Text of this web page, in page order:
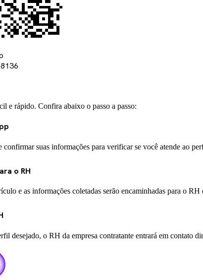
e rápido. Confira abaixo o passo a passo:
confirmar suas informações para verificar se você atende ao
o RH
e as informações coletadas serão encaminhadas para o RH
desejado, o RH da empresa contratante entrará em contato